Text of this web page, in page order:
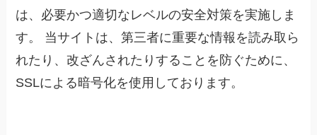
は、必要かつ適切なレベルの安全対策を実施しま
す。 当サイトは、第三者に重要な情報を読み取ら
れたり、改ざんされたりすることを防ぐために、
SSLによる暗号化を使用しております。